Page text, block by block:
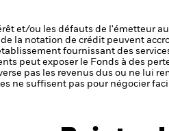
et/ou les défauts de l'émetteur
la notation de crédit peuvent
fournissant des
peut exposer le Fonds à des
pas les revenus dus ou ne lui
ne suffisent pas pour négocier